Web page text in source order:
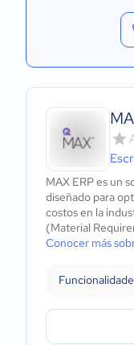
MAX ERP es un
diseñado para
costos en la
(Material
Conocer más